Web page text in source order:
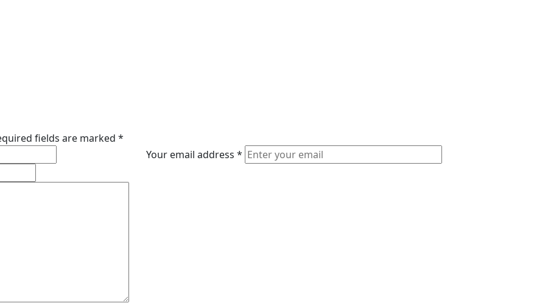
fields are marked *
Your email address *